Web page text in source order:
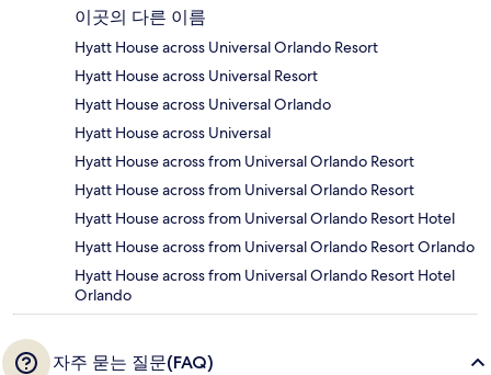
이곳의 다른 이름
Hyatt House across Universal Orlando Resort
Hyatt House across Universal Resort
Hyatt House across Universal Orlando
Hyatt House across Universal
Hyatt House across from Universal Orlando Resort
Hyatt House across from Universal Orlando Resort
Hyatt House across from Universal Orlando Resort Hotel
Hyatt House across from Universal Orlando Resort Orlando
Hyatt House across from Universal Orlando Resort Hotel
Orlando
자주 묻는 질문(FAQ)